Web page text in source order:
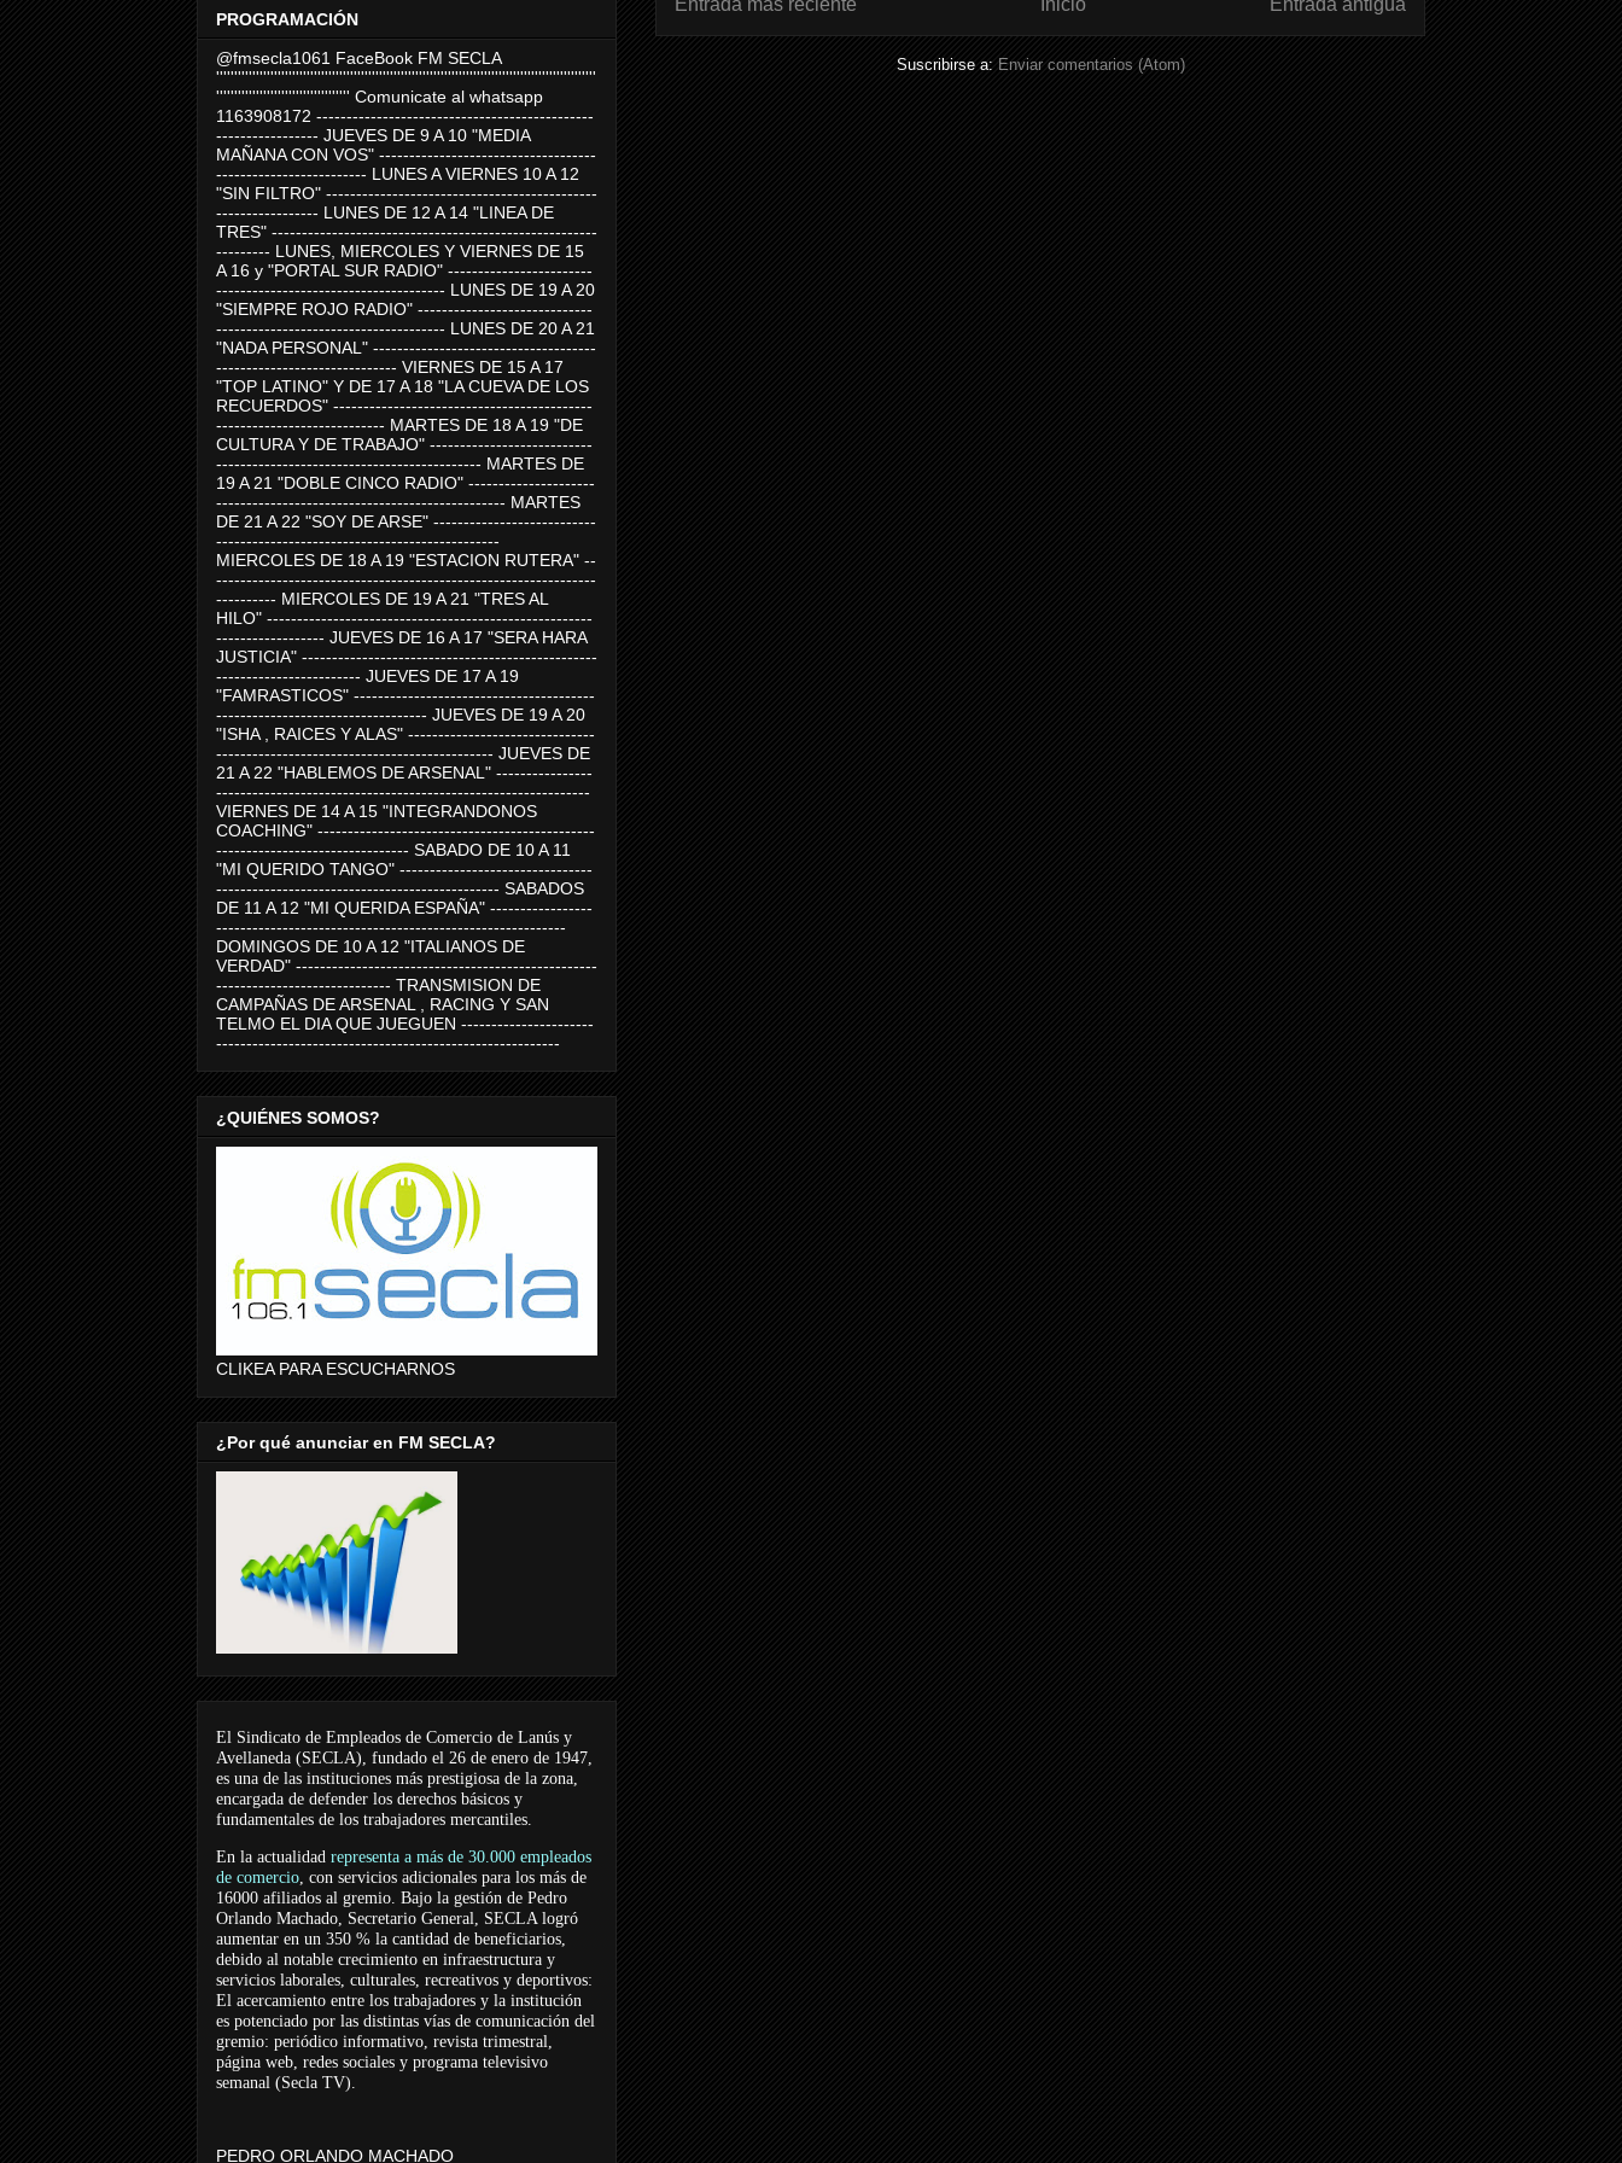
Suscribirse a: Enviar comentarios (Atom)
PROGRAMACIÓN
@fmsecla1061 FaceBook FM SECLA
'''''''''''''''''''''''''''''''''''''''''''''''''''''''''''''''''''''''''''''''''''''''''''''''''''''''''
''''''''''''''''''''''''''''''''''''' Comunicate al whatsapp
1163908172 ----------------------------------------------
----------------- JUEVES DE 9 A 10 "MEDIA
MAÑANA CON VOS" ------------------------------------
------------------------- LUNES A VIERNES 10 A 12
"SIN FILTRO" ---------------------------------------------
----------------- LUNES DE 12 A 14 "LINEA DE
TRES" ------------------------------------------------------
--------- LUNES, MIERCOLES Y VIERNES DE 15
A 16 y "PORTAL SUR RADIO" ------------------------
-------------------------------------- LUNES DE 19 A 20
"SIEMPRE ROJO RADIO" -----------------------------
-------------------------------------- LUNES DE 20 A 21
"NADA PERSONAL" -------------------------------------
------------------------------ VIERNES DE 15 A 17
"TOP LATINO" Y DE 17 A 18 "LA CUEVA DE LOS
RECUERDOS" -------------------------------------------
---------------------------- MARTES DE 18 A 19 "DE
CULTURA Y DE TRABAJO" ---------------------------
-------------------------------------------- MARTES DE
19 A 21 "DOBLE CINCO RADIO" ---------------------
------------------------------------------------ MARTES
DE 21 A 22 "SOY DE ARSE" ---------------------------
-----------------------------------------------
MIERCOLES DE 18 A 19 "ESTACION RUTERA" --
---------------------------------------------------------------
---------- MIERCOLES DE 19 A 21 "TRES AL
HILO" ------------------------------------------------------
------------------ JUEVES DE 16 A 17 "SERA HARA
JUSTICIA" -------------------------------------------------
------------------------ JUEVES DE 17 A 19
"FAMRASTICOS" ----------------------------------------
----------------------------------- JUEVES DE 19 A 20
"ISHA , RAICES Y ALAS" -------------------------------
---------------------------------------------- JUEVES DE
21 A 22 "HABLEMOS DE ARSENAL" ----------------
--------------------------------------------------------------
VIERNES DE 14 A 15 "INTEGRANDONOS
COACHING" ----------------------------------------------
-------------------------------- SABADO DE 10 A 11
"MI QUERIDO TANGO" --------------------------------
----------------------------------------------- SABADOS
DE 11 A 12 "MI QUERIDA ESPAÑA" -----------------
----------------------------------------------------------
DOMINGOS DE 10 A 12 "ITALIANOS DE
VERDAD" --------------------------------------------------
----------------------------- TRANSMISION DE
CAMPAÑAS DE ARSENAL , RACING Y SAN
TELMO EL DIA QUE JUEGUEN ----------------------
---------------------------------------------------------
¿QUIÉNES SOMOS?
CLIKEA PARA ESCUCHARNOS
¿Por qué anunciar en FM SECLA?
El Sindicato de Empleados de Comercio de Lanús y
Avellaneda (SECLA), fundado el 26 de enero de 1947,
es una de las instituciones más prestigiosa de la zona,
encargada de defender los derechos básicos y
fundamentales de los trabajadores mercantiles.
En la actualidad representa a más de 30.000 empleados
de comercio, con servicios adicionales para los más de
16000 afiliados al gremio. Bajo la gestión de Pedro
Orlando Machado, Secretario General, SECLA logró
aumentar en un 350 % la cantidad de beneficiarios,
debido al notable crecimiento en infraestructura y
servicios laborales, culturales, recreativos y deportivos:
El acercamiento entre los trabajadores y la institución
es potenciado por las distintas vías de comunicación del
gremio: periódico informativo, revista trimestral,
página web, redes sociales y programa televisivo
semanal (Secla TV).
PEDRO ORLANDO MACHADO